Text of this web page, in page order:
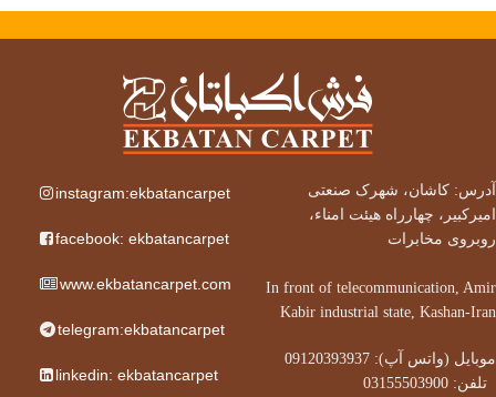
آدرس: کاشان، شهرک صنعتی
امیرکبیر، چهارراه هیئت امناء،
روبروی مخابرات
In front of telecommunication, Amir
Kabir industrial state, Kashan-Iran
تلفن: 03155503900
instagram:ekbatancarpet
facebook: ekbatancarpet
www.ekbatancarpet.com
telegram:ekbatancarpet
linkedin: ekbatancarpet